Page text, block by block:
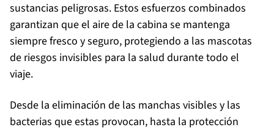
sustancias peligrosas. Estos esfuerzos combinados
garantizan que el aire de la cabina se mantenga
siempre fresco y seguro, protegiendo a las mascotas
de riesgos invisibles para la salud durante todo el
viaje.
Desde la eliminación de las manchas visibles y las
bacterias que estas provocan, hasta la protección